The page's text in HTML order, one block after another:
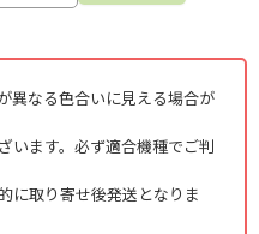
異なる色合いに見える場合が
います。必ず適合機種でご判
に取り寄せ後発送となりま